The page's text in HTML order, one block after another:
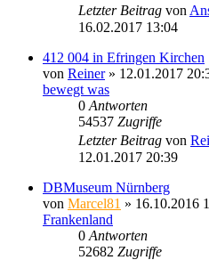
Letzter Beitrag von
16.02.2017 13:04
412 004 in Efringen Kirchen
von Reiner» 12.01.2017
bewegt was
0 Antworten
54537 Zugriffe
Letzter Beitrag von
12.01.2017 20:39
DBMuseum Nürnberg
von Marcel81 » 16.10.2016
Frankenland
0 Antworten
52682 Zugriffe